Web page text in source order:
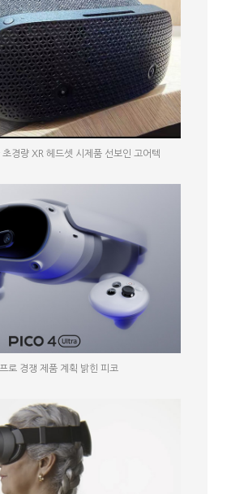
경량 XR 헤드셋 시제품 선보인 고어텍
로 경쟁 제품 계획 밝힌 피코